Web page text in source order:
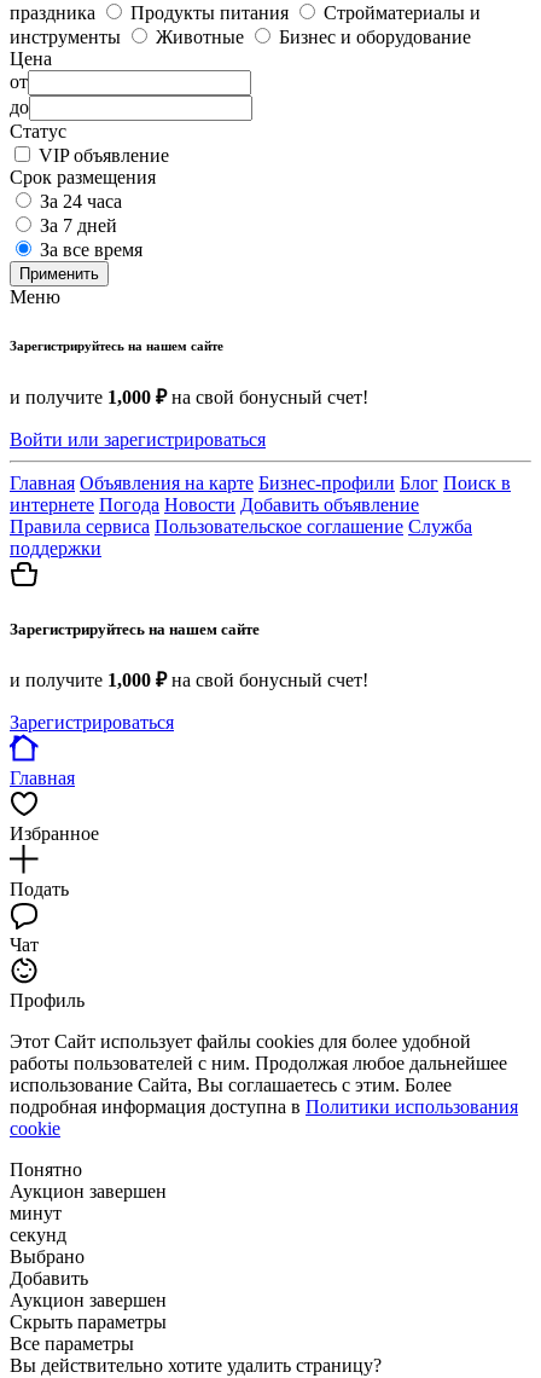
праздника
Продукты питания
Стройматериалы и
инструменты
Животные
Бизнес и оборудование
Цена
от
до
Статус
VIP объявление
Срок размещения
За 24 часа
За 7 дней
За все время
Применить
Меню
Зарегистрируйтесь на нашем сайте
и получите 1,000 ₽на свой бонусный счет!
Войти или зарегистрироваться
Главная Объявления на карте Бизнес-профили Блог Поиск в
интернете Погода Новости Добавить объявление
Правила сервиса Пользовательское соглашение Служба
поддержки
Зарегистрируйтесь на нашем сайте
и получите 1,000 ₽на свой бонусный счет!
Зарегистрироваться
Главная
Избранное
Подать
Чат
Профиль
Этот Сайт использует файлы cookies для более удобной
работы пользователей с ним. Продолжая любое дальнейшее
использование Сайта, Вы соглашаетесь с этим. Более
подробная информация доступна в Политики использования
cookie
Понятно
Аукцион завершен
минут
секунд
Выбрано
Добавить
Аукцион завершен
Скрыть параметры
Все параметры
Вы действительно хотите удалить страницу?